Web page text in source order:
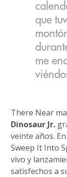
que
me
There Near
Dinosaur Jr.
veinte años.
Sweep It Into
vivo y
satisfechos a